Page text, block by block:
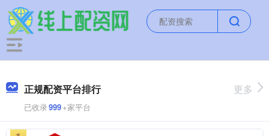
正规配资平台排行
已收录999+家平台
更多